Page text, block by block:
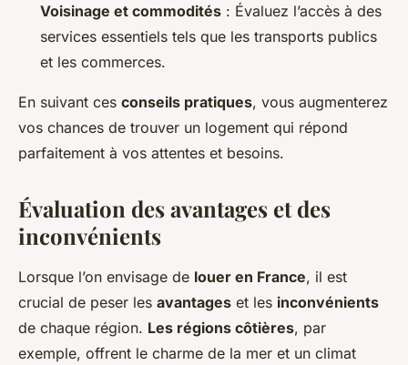
Voisinage et commodités : Évaluez l’accès à des
services essentiels tels que les transports publics
et les commerces.
En suivant ces conseils pratiques, vous augmenterez
vos chances de trouver un logement qui répond
parfaitement à vos attentes et besoins.
Évaluation des avantages et des
inconvénients
Lorsque l’on envisage de louer en France, il est
crucial de peser les avantages et les inconvénients
de chaque région. Les régions côtières, par
exemple, offrent le charme de la mer et un climat